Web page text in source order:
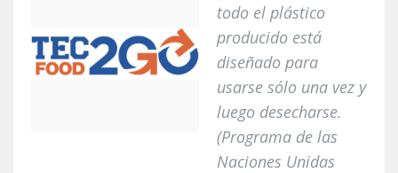
todo el plástico
producido está
diseñado para
usarse sólo una vez y
luego desecharse.
(Programa de las
Naciones Unidas